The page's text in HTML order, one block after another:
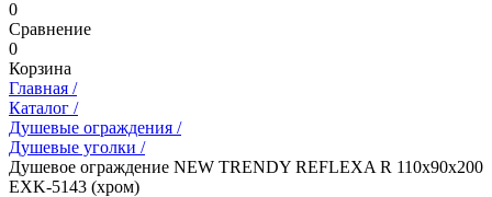
0
Сравнение
0
Корзина
Главная /
Каталог /
Душевые ограждения /
Душевые уголки /
Душевое ограждение NEW TRENDY REFLEXA R 110x90x200
EXK-5143 (хром)